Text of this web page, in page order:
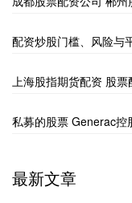
配资炒股门槛、风险与
上海股指期货配资 股
私募的股票 Generac控
最新文章